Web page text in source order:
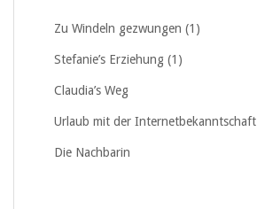
Zu Windeln gezwungen (1)
Stefanie’s Erziehung (1)
Claudia’s Weg
Urlaub mit der Internetbekanntschaft
Die Nachbarin